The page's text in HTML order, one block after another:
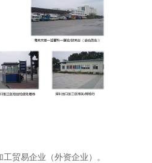
贸易企业（外资企业）。